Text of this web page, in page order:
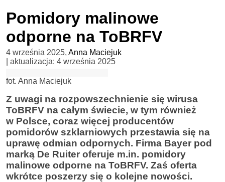
Pomidory malinowe
odporne na ToBRFV
4 września 2025, Anna Maciejuk
| aktualizacja: 4 września 2025
fot. Anna Maciejuk
Z uwagi na rozpowszechnienie się wirusa
ToBRFV na całym świecie, w tym również
w Polsce, coraz więcej producentów
pomidorów szklarniowych przestawia się na
uprawę odmian odpornych. Firma Bayer pod
marką De Ruiter oferuje m.in. pomidory
malinowe odporne na ToBRFV. Zaś oferta
wkrótce poszerzy się o kolejne nowości.